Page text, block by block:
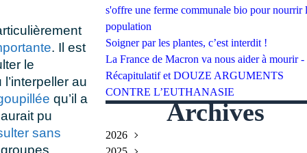
. Il est
le
au
qu’il a
pu
sans
s'offre une ferme communale bio pour nourrir
population
Soigner par les plantes, c’est interdit !
La France de Macron va nous aider à mourir -
Récapitulatif et DOUZE ARGUMENTS
CONTRE L’EUTHANASIE
Archives
2026